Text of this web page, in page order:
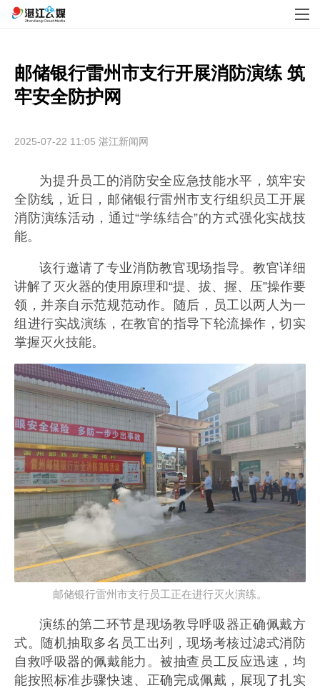
邮储银行雷州市支行开展消防演练 筑
牢安全防护网
2025-07-22 11:05 湛江新闻网
为提升员工的消防安全应急技能水平，筑牢安
全防线，近日，邮储银行雷州市支行组织员工开展
消防演练活动，通过“学练结合”的方式强化实战技
能。
该行邀请了专业消防教官现场指导。教官详细
讲解了灭火器的使用原理和“提、拔、握、压”操作要
领，并亲自示范规范动作。随后，员工以两人为一
组进行实战演练，在教官的指导下轮流操作，切实
掌握灭火技能。
邮储银行雷州市支行员工正在进行灭火演练。
演练的第二环节是现场教导呼吸器正确佩戴方
式。随机抽取多名员工出列，现场考核过滤式消防
自救呼吸器的佩戴能力。被抽查员工反应迅速，均
能按照标准步骤快速、正确完成佩戴，展现了扎实